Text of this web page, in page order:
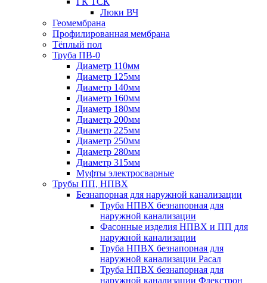
Люки ВЧ
Геомембрана
Профилированная мембрана
Тёплый пол
Труба ПВ-0
Диаметр 110мм
Диаметр 125мм
Диаметр 140мм
Диаметр 160мм
Диаметр 180мм
Диаметр 200мм
Диаметр 225мм
Диаметр 250мм
Диаметр 280мм
Диаметр 315мм
Муфты электросварные
Трубы ПП, НПВХ
Безнапорная для наружной канализации
Труба НПВХ безнапорная для
наружной канализации
Фасонные изделия НПВХ и ПП для
наружной канализации
Труба НПВХ безнапорная для
наружной канализации Расал
Труба НПВХ безнапорная для
наружной канализации Флекстрон